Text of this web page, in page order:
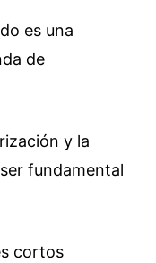
es una
de
y la
fundamental
cortos